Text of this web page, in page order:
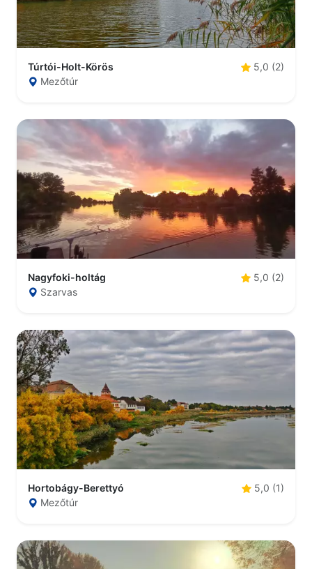
Túrtói-Holt-Körös
5,0 (2)
Mezőtúr
Nagyfoki-holtág
5,0 (2)
Szarvas
Hortobágy-Berettyó
5,0 (1)
Mezőtúr